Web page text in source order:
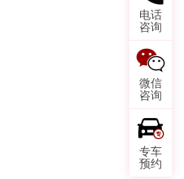
电话
咨询
微信
咨询
专车
预约